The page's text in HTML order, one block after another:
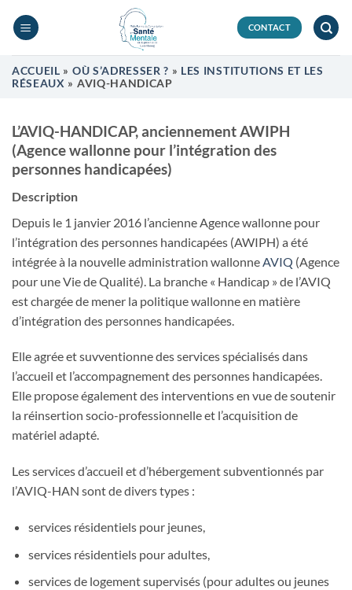
CONTACT
ACCUEIL » OÙ S’ADRESSER ? » LES INSTITUTIONS ET LES
RÉSEAUX » AVIQ-HANDICAP
L’AVIQ-HANDICAP, anciennement AWIPH
(Agence wallonne pour l’intégration des
personnes handicapées)
Description
Depuis le 1 janvier 2016 l’ancienne Agence wallonne pour
l’intégration des personnes handicapées (AWIPH) a été
intégrée à la nouvelle administration wallonne AVIQ (Agence
pour une Vie de Qualité). La branche « Handicap » de l’AVIQ
est chargée de mener la politique wallonne en matière
d’intégration des personnes handicapées.
Elle agrée et suvventionne des services spécialisés dans
l’accueil et l’accompagnement des personnes handicapées.
Elle propose également des interventions en vue de soutenir
la réinsertion socio-professionnelle et l’acquisition de
matériel adapté.
Les services d’accueil et d’hébergement subventionnés par
l’AVIQ-HAN sont de divers types :
services résidentiels pour jeunes,
services résidentiels pour adultes,
services de logement supervisés (pour adultes ou jeunes